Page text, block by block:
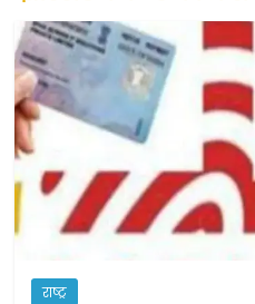
सीएम हेमंत सोरेन
उत्तराखंड के अन्य
होगी घर वापसी
प्रवासियों व मजदूरों
ने कराया पंजीयन:
शराब और पान की
खोलने की मिली
दो हफ्ते के लिए बढ़ाया
राष्ट्र